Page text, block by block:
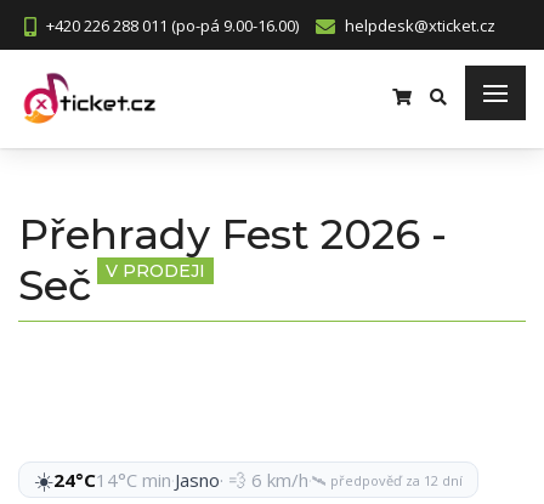
+420 226 288 011 (po-pá 9.00-16.00) helpdesk@xticket.cz
Přehrady Fest 2026 -
Seč
V PRODEJI
☀️24°C14°C min·Jasno· 💨 6 km/h·🛰️ předpověď za 12 dní